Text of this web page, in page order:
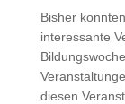
Bisher
interessante
diesen